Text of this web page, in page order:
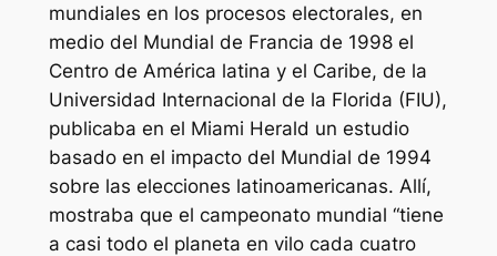
mundiales en los procesos electorales, en
medio del Mundial de Francia de 1998 el
Centro de América latina y el Caribe, de la
Universidad Internacional de la Florida (FIU),
publicaba en el Miami Herald un estudio
basado en el impacto del Mundial de 1994
sobre las elecciones latinoamericanas. Allí,
mostraba que el campeonato mundial “tiene
a casi todo el planeta en vilo cada cuatro